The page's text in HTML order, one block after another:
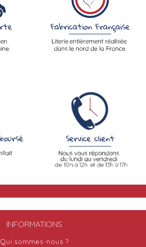
INFORMATIONS
Qui sommes-nous ?